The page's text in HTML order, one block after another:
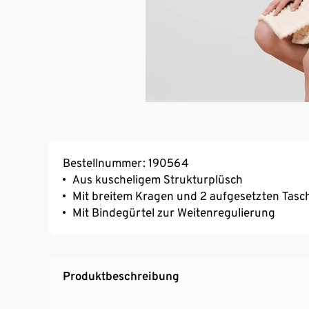
Bestellnummer: 190564
Aus kuscheligem Strukturplüsch
Mit breitem Kragen und 2 aufgesetzten
Mit Bindegürtel zur Weitenregulierung
Produktbeschreibung